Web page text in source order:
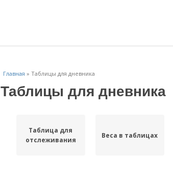
Главная » Таблицы для дневника
Таблицы для дневника
Таблица для
отслеживания
Веса в таблицах